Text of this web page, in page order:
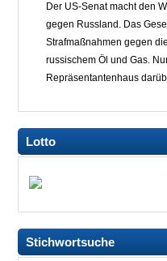
Der US-Senat macht den
gegen Russland. Das
Strafmaßnahmen gegen
russischem Öl und Gas.
Repräsentantenhaus
Lotto
Stichwortsuche